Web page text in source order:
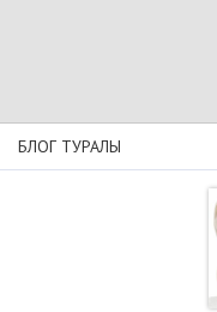
БЛОГ ТУРАЛЫ